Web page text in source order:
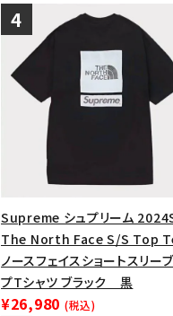
Supreme シュプリーム
The North Face S/S Top
ノースフェイスショートスリー
プTシャツ ブラック 黒
¥26,980 (税込)